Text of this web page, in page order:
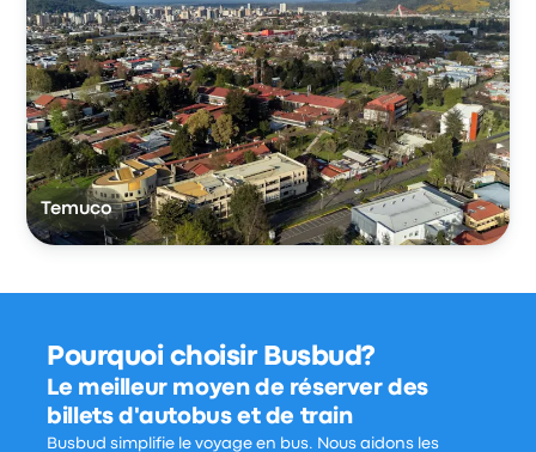
Temuco
Pourquoi choisir Busbud?
Le meilleur moyen de réserver des
billets d'autobus et de train
Busbud simplifie le voyage en bus. Nous aidons les